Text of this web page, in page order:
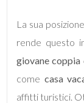
La sua
rende questo
giovane
come casa
affitti turistici.
1
2
3